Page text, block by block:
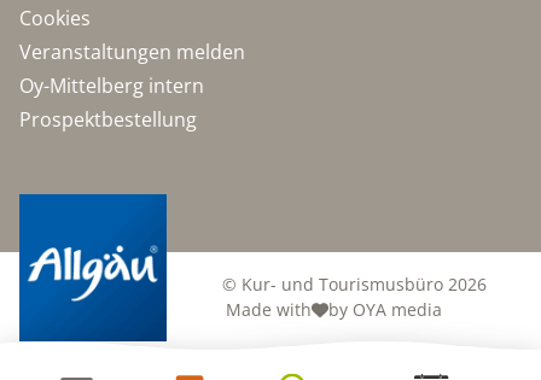
Cookies
Veranstaltungen melden
Oy-Mittelberg intern
Prospektbestellung
© Kur- und Tourismusbüro 2026
Made with
by OYA media